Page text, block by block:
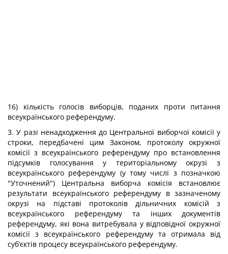
16) кількість голосів виборців, поданих проти питання
всеукраїнського референдуму.
3. У разі ненадходження до Центральної виборчої комісії у
строки, передбачені цим Законом, протоколу окружної
комісії з всеукраїнського референдуму про встановлення
підсумків голосування у територіальному окрузі з
всеукраїнського референдуму (у тому числі з позначкою
"Уточнений") Центральна виборча комісія встановлює
результати всеукраїнського референдуму в зазначеному
окрузі на підставі протоколів дільничних комісій з
всеукраїнського референдуму та інших документів
референдуму, які вона витребувала у відповідної окружної
комісії з всеукраїнського референдуму та отримала від
суб’єктів процесу всеукраїнського референдуму.